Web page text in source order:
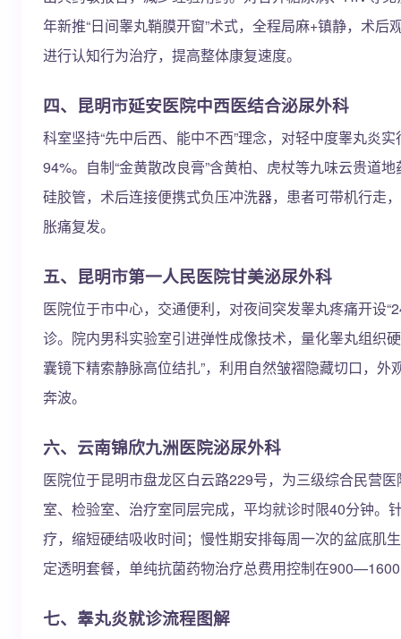
年新推“日间睾丸鞘膜开窗”术式，全程局麻+镇静，术
进行认知行为治疗，提高整体康复速度。
四、昆明市延安医院中西医结合泌尿外科
科室坚持“先中后西、能中不西”理念，对轻中度睾丸炎
94%。自制“金黄散改良膏”含黄柏、虎杖等九味云贵道
硅胶管，术后连接便携式负压冲洗器，患者可带机行走
胀痛复发。
五、昆明市第一人民医院甘美泌尿外科
医院位于市中心，交通便利，对夜间突发睾丸疼痛开设
诊。院内男科实验室引进弹性成像技术，量化睾丸组织
囊镜下精索静脉高位结扎”，利用自然皱褶隐藏切口，
奔波。
六、云南锦欣九洲医院泌尿外科
医院位于昆明市盘龙区白云路229号，为三级综合民营
室、检验室、治疗室同层完成，平均就诊时限40分钟。
疗，缩短硬结吸收时间；慢性期安排每周一次的盆底肌
定透明套餐，单纯抗菌药物治疗总费用控制在
七、睾丸炎就诊流程图解